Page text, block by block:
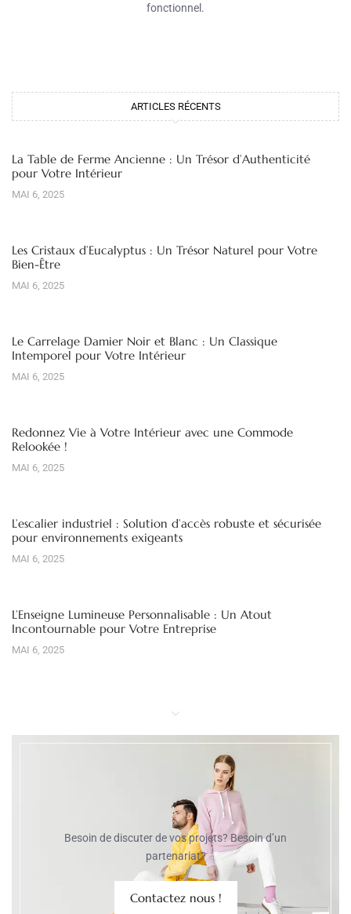
fonctionnel.
ARTICLES RÉCENTS
La Table de Ferme Ancienne : Un Trésor d’Authenticité
pour Votre Intérieur
MAI 6, 2025
Les Cristaux d’Eucalyptus : Un Trésor Naturel pour Votre
Bien-Être
MAI 6, 2025
Le Carrelage Damier Noir et Blanc : Un Classique
Intemporel pour Votre Intérieur
MAI 6, 2025
Redonnez Vie à Votre Intérieur avec une Commode
Relookée !
MAI 6, 2025
L’escalier industriel : Solution d’accès robuste et sécurisée
pour environnements exigeants
MAI 6, 2025
L’Enseigne Lumineuse Personnalisable : Un Atout
Incontournable pour Votre Entreprise
MAI 6, 2025
Besoin de discuter de vos projets? Besoin d’un
partenariat?
Contactez nous !